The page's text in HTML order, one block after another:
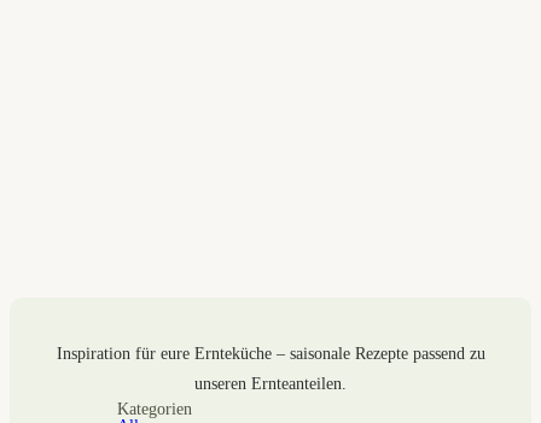
Inspiration für eure Ernteküche – saisonale Rezepte passend zu
unseren Ernteanteilen.
Kategorien